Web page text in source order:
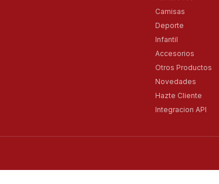
Camisas
Deporte
Infantil
Accesorios
Otros Productos
Novedades
Hazte Cliente
Integracion API